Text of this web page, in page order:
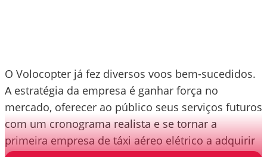
O Volocopter já fez diversos voos bem-sucedidos.
A estratégia da empresa é ganhar força no
mercado, oferecer ao público seus serviços futuros
com um cronograma realista e se tornar a
primeira empresa de táxi aéreo elétrico a adquirir